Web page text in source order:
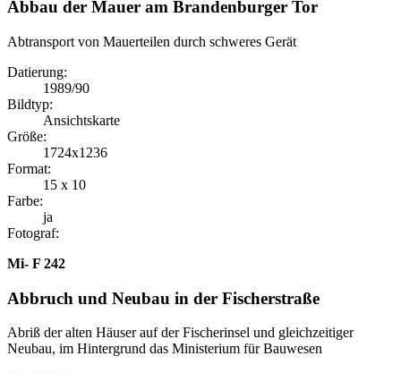
Abbau der Mauer am Brandenburger Tor
Abtransport von Mauerteilen durch schweres Gerät
Datierung:
1989/90
Bildtyp:
Ansichtskarte
Größe:
1724x1236
Format:
15 x 10
Farbe:
ja
Fotograf:
Mi- F 242
Abbruch und Neubau in der Fischerstraße
Abriß der alten Häuser auf der Fischerinsel und gleichzeitiger
Neubau, im Hintergrund das Ministerium für Bauwesen